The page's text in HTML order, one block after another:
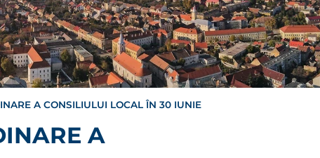
A CONSILIULUI LOCAL ÎN 30 IUNIE
A